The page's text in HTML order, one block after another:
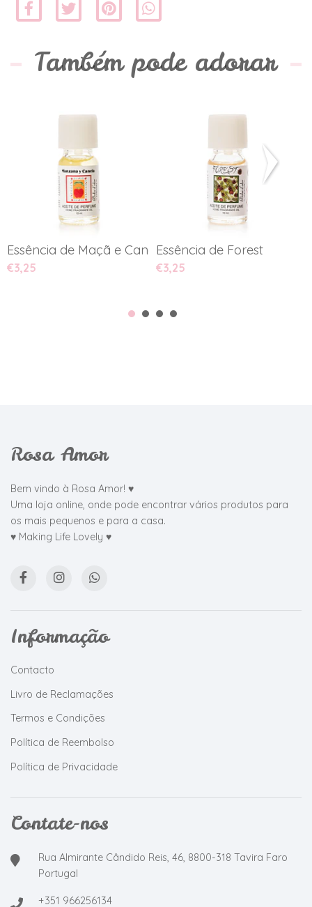
Também pode adorar
Essência de Maçã e Canela
€3,25
Essência de Forest
€3,25
Rosa Amor
Bem vindo à Rosa Amor! ♥
Uma loja online, onde pode encontrar vários produtos para
os mais pequenos e para a casa.
♥ Making Life Lovely ♥
Informação
Contacto
Livro de Reclamações
Termos e Condições
Política de Reembolso
Política de Privacidade
Contate-nos
Rua Almirante Cândido Reis, 46, 8800-318 Tavira Faro
Portugal
+351 966256134